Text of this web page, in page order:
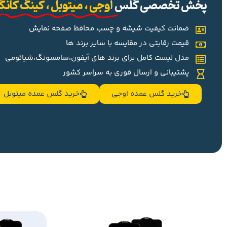
پخش تخصصی گلساوجی ، میتوبل ، کینگ
ضمانت کیفیت شیشه و چسب محافظ صفحه نمایش
قیمت رقابتی در مقایسه با سایر برند ها
مدل لیست کامل برای برند های آیفون،سامسونگ،شیائومی
پشتیبانی و ارسال فوری به سراسر کشور
خرید گلس عمده اوجی
خرید گلس عمده میتوبل